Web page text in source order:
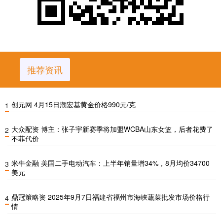
推荐资讯
1 创元网 4月15日潮宏基黄金价格990元/克
2 大众配资 博主：张子宇新赛季将加盟WCBA山东女篮，后者花费了
不菲代价
3 米牛金融 美国二手电动汽车：上半年销量增34%，8月均价34700
美元
4 鼎冠策略资 2025年9月7日福建省福州市海峡蔬菜批发市场价格行
情